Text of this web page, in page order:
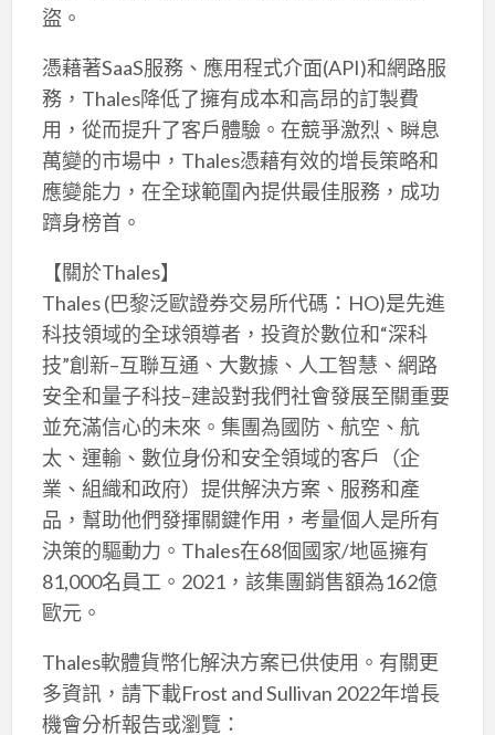
盜。
憑藉著SaaS服務、應用程式介面(API)和網路服
務，Thales降低了擁有成本和高昂的訂製費
用，從而提升了客戶體驗。在競爭激烈、瞬息
萬變的市場中，Thales憑藉有效的增長策略和
應變能力，在全球範圍內提供最佳服務，成功
躋身榜首。
【關於Thales】
Thales (巴黎泛歐證券交易所代碼：HO)是先進
科技領域的全球領導者，投資於數位和“深科
技”創新–互聯互通、大數據、人工智慧、網路
安全和量子科技–建設對我們社會發展至關重要
並充滿信心的未來。集團為國防、航空、航
太、運輸、數位身份和安全領域的客戶（企
業、組織和政府）提供解決方案、服務和產
品，幫助他們發揮關鍵作用，考量個人是所有
決策的驅動力。Thales在68個國家/地區擁有
81,000名員工。2021，該集團銷售額為162億
歐元。
Thales軟體貨幣化解決方案已供使用。有關更
多資訊，請下載Frost and Sullivan 2022年增長
機會分析報告或瀏覽：